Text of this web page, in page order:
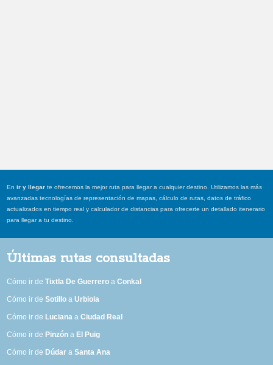
Enir y llegar te ofrecemos la mejor ruta para llegar a cualquier destino. Utilizamos las más
avanzadas tecnologías de representación de mapas, cálculo de rutas, datos de tráfico
actualizados en tiempo real y calculador de distancias para ofrecerte un detallado itenerario
para llegar a tu destino.
Últimas rutas consultadas
Cómo ir deTixtla De Guerrero aConkal
Cómo ir deSotillo aUrbiola
Cómo ir de Luciana aCiudad Real
Cómo ir de Pinzón a El Puig
Cómo ir de Dúdar aSanta Ana